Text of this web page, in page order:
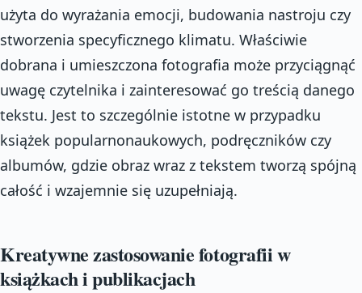
użyta do wyrażania emocji, budowania nastroju czy
stworzenia specyficznego klimatu. Właściwie
dobrana i umieszczona fotografia może przyciągnąć
uwagę czytelnika i zainteresować go treścią danego
tekstu. Jest to szczególnie istotne w przypadku
książek popularnonaukowych, podręczników czy
albumów, gdzie obraz wraz z tekstem tworzą spójną
całość i wzajemnie się uzupełniają.
Kreatywne zastosowanie fotografii w
książkach i publikacjach